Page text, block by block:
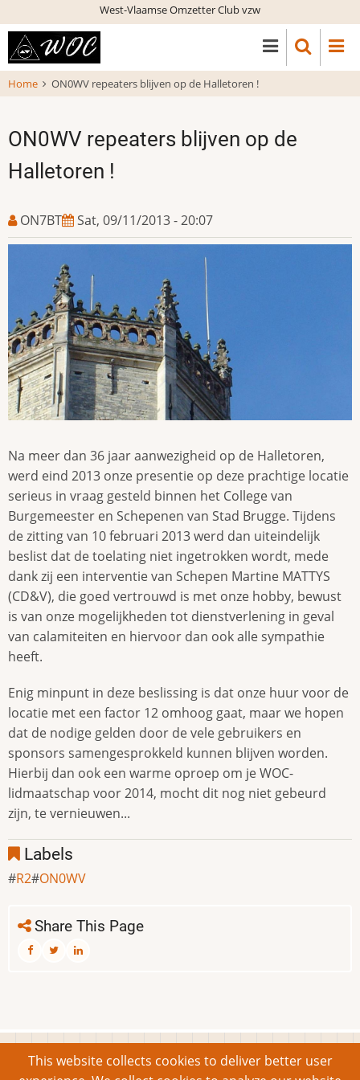
to
main
content
West-Vlaamse Omzetter Club vzw
Home ON0WV repeaters blijven op de Halletoren !
ON0WV repeaters blijven op de
Halletoren !
ON7BT Sat, 09/11/2013 - 20:07
Na meer dan 36 jaar aanwezigheid op de Halletoren,
werd eind 2013 onze presentie op deze prachtige locatie
serieus in vraag gesteld binnen het College van
Burgemeester en Schepenen van Stad Brugge. Tijdens
de zitting van 10 februari 2013 werd dan uiteindelijk
beslist dat de toelating niet ingetrokken wordt, mede
dank zij een interventie van Schepen Martine MATTYS
(CD&V), die goed vertrouwd is met onze hobby, bewust
is van onze mogelijkheden tot dienstverlening in geval
van calamiteiten en hiervoor dan ook alle sympathie
heeft.
Enig minpunt in deze beslissing is dat onze huur voor de
locatie met een factor 12 omhoog gaat, maar we hopen
dat de nodige gelden door de vele gebruikers en
sponsors samengesprokkeld kunnen blijven worden.
Hierbij dan ook een warme oproep om je WOC-
lidmaatschap voor 2014, mocht dit nog niet gebeurd
zijn, te vernieuwen...
Labels
R2 ON0WV
Share This Page
Powered byDrupal
This website collects cookies to deliver better user